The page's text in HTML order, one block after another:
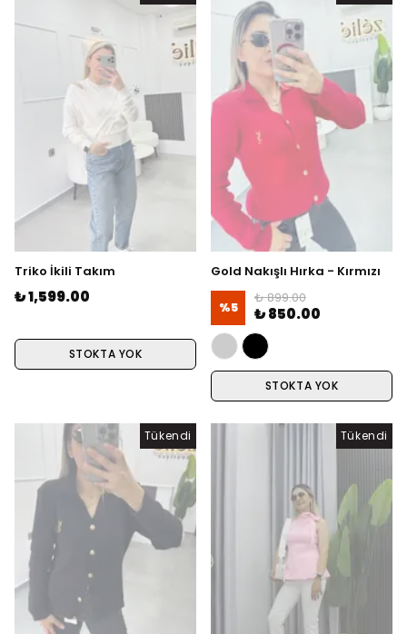
Triko İkili Takım
₺ 1,599.00
STOKTA YOK
Gold Nakışlı Hırka - Kırmızı
%5
₺ 899.00
₺ 850.00
STOKTA YOK
Tükendi Tükendi